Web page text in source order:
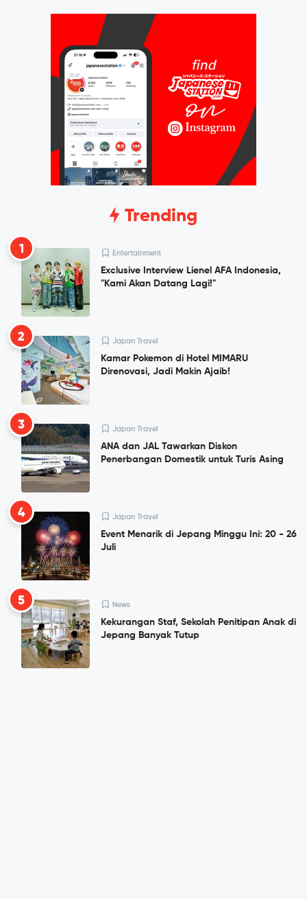
Trending
1 Entertainment
Exclusive Interview Lienel AFA Indonesia,
"Kami Akan Datang Lagi!"
2 Japan Travel
Kamar Pokemon di Hotel MIMARU
Direnovasi, Jadi Makin Ajaib!
3 Japan Travel
ANA dan JAL Tawarkan Diskon
Penerbangan Domestik untuk Turis Asing
4 Japan Travel
Event Menarik di Jepang Minggu Ini: 20 - 26
Juli
5 News
Kekurangan Staf, Sekolah Penitipan Anak di
Jepang Banyak Tutup